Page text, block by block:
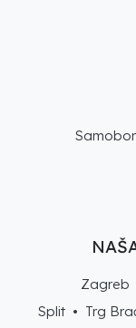
Zagreb
Split • Trg